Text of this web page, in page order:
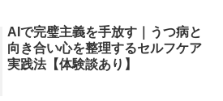
AIで完璧主義を手放す｜うつ病と
向き合い心を整理するセルフケア
実践法【体験談あり】